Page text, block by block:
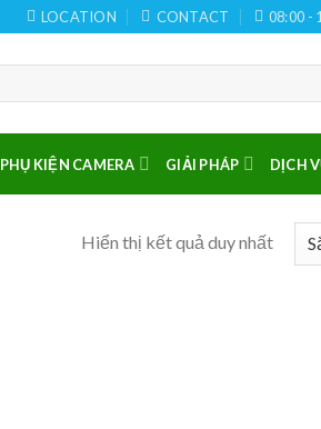
LOCATION CONTACT 08:00 -
PHỤ KIỆN CAMERA GIẢI PHÁP DỊCH
Hiển thị kết quả duy nhất